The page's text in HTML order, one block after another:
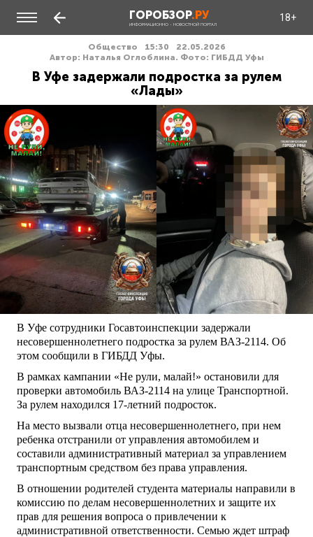
ГОРОБЗОР.РУ
ИНФОРМАЦИОННО - НОВОСТНОЙ ПОРТАЛ
18+
Общество 15:30
22.05.2026
Автор: Наталья Оглоблина. Фото: ГИБДД Уфы
В Уфе задержали подростка за рулем
«Лады»
В Уфе сотрудники Госавтоинспекции задержали
несовершеннолетнего подростка за рулем ВАЗ-2114. Об
этом сообщили в ГИБДД Уфы.
В рамках кампании «Не рули, малай!» остановили для
проверки автомобиль ВАЗ-2114 на улице Транспортной.
За рулем находился 17-летний подросток.
На место вызвали отца несовершеннолетнего, при нем
ребенка отстранили от управления автомобилем и
составили административный материал за управлением
транспортным средством без права управления.
В отношении родителей студента материалы направили в
комиссию по делам несовершеннолетних и защите их
прав для решения вопроса о привлечении к
административной ответственности. Семью ждет штраф